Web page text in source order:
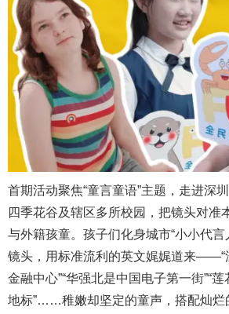
首期活动聚焦“童言童语”主题，走进深
四季花谷及辖区多所校园，把镜头对准
与外籍孩童。孩子们化身城市“小小代
镜头，用标准流利的英文娓娓道来——“
金融中心”“华强北是中国电子第一街”“
地标”……稚嫩却坚定的童声，搭配灿烂